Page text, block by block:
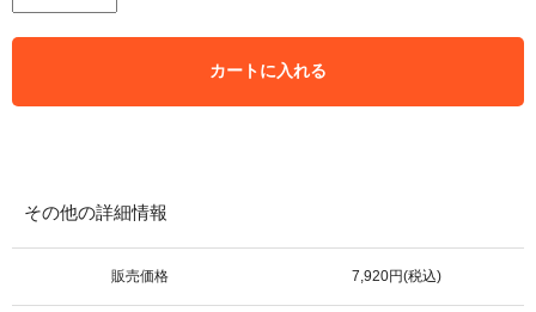
カートに入れる
その他の詳細情報
販売価格 7,920円(税込)